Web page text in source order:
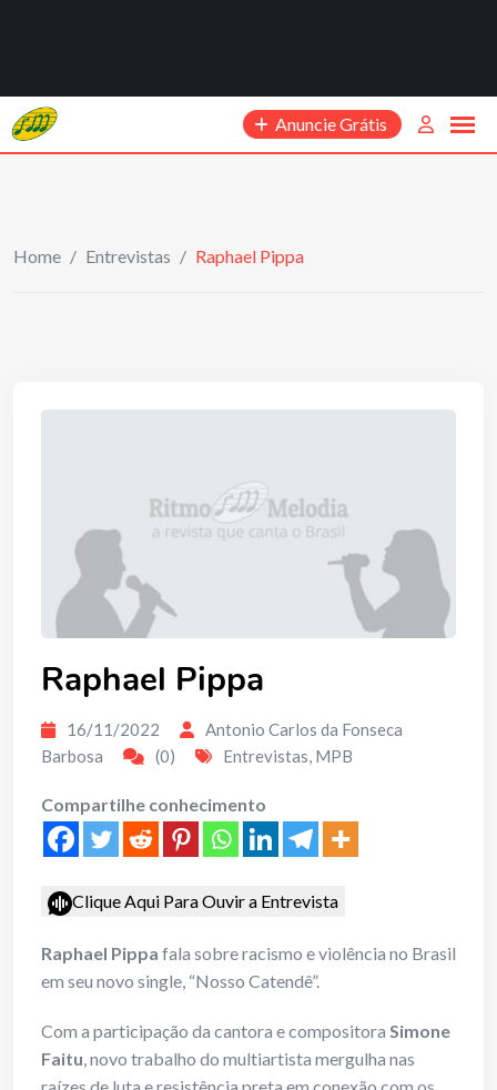
Anuncie Grátis
Home / Entrevistas / Raphael Pippa
Raphael Pippa
16/11/2022
Antonio Carlos da Fonseca
Barbosa
(0) Entrevistas, MPB
Compartilhe conhecimento
Clique Aqui Para Ouvir a Entrevista
Raphael Pippa fala sobre racismo e violência no Brasil
em seu novo single, “Nosso Catendê”.
Com a participação da cantora e compositora Simone
Faitu, novo trabalho do multiartista mergulha nas